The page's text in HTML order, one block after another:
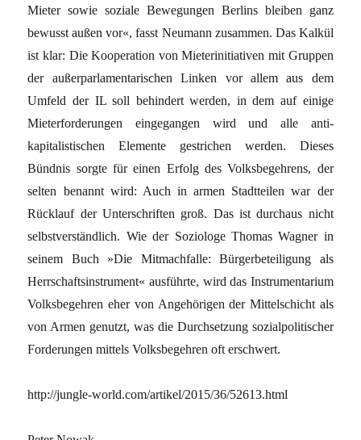
Mieter sowie soziale Bewegungen Berlins bleiben ganz
bewusst außen vor«, fasst Neumann zusammen. Das Kalkül
ist klar: Die Kooperation von Mieterinitiativen mit Gruppen
der außerparlamentarischen Linken vor allem aus dem
Umfeld der IL soll behindert werden, in dem auf einige
Mieterforderungen eingegangen wird und alle anti­
kapitalistischen Elemente gestrichen werden. Dieses
Bündnis sorgte für einen Erfolg des Volksbegehrens, der
selten benannt wird: Auch in armen Stadtteilen war der
Rücklauf der Unterschriften groß. Das ist durchaus nicht
selbstverständlich. Wie der Soziologe Thomas Wagner in
seinem Buch »Die Mitmachfalle: Bürgerbeteiligung als
Herrschaftsinstrument« ausführte, wird das Instrumentarium
Volksbegehren eher von Angehörigen der Mittelschicht als
von Armen genutzt, was die Durchsetzung sozialpolitischer
Forderungen mittels Volksbegehren oft erschwert.
http://jungle-world.com/artikel/2015/36/52613.html